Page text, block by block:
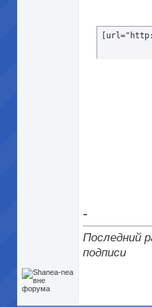
-
Последний
подписи